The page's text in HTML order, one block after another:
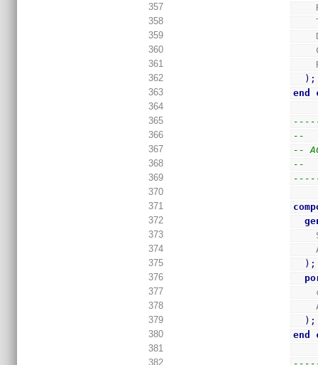
357
358
359
360
361
362
) ;
363
end
364
365
366
--
367
--
368
--
369
370
371
372
373
374
375
) ;
376
377
378
379
) ;
380
end
381
382